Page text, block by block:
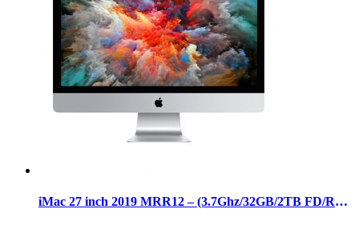
iMac 27 inch 2019 MRR12 – (3.7Ghz/32GB/2TB FD/RP 580X) – 99%